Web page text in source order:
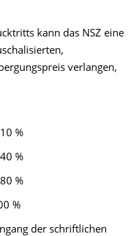
kann das NSZ eine
verlangen,
%
%
%
%
der schriftlichen